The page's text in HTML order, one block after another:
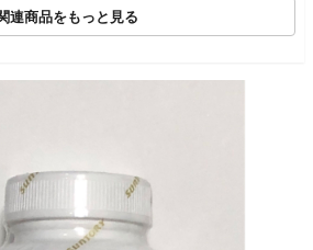
連商品をもっと見る